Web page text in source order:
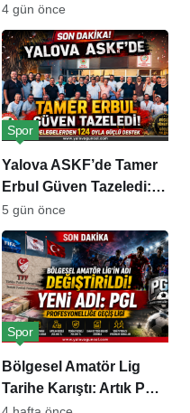
Zengül’den Ali Atasever
Hakkında 20 Milyon
TL’lik İddia
4 gün önce
Yalova ASKF’de Tamer
Erbul Güven Tazeledi:
Delegelerden Büyük
Destek
Spor
5 gün önce
Bölgesel Amatör Lig
Tarihe Karıştı: Artık PGL
Var
Spor